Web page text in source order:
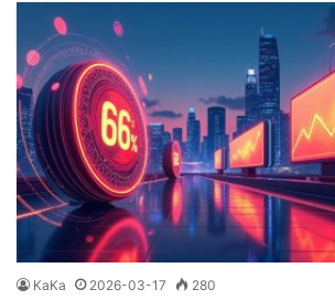
KaKa 2026-03-17 280